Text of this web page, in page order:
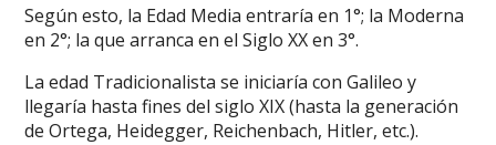
Según esto, la Edad Media entraría en 1°; la Moderna
en 2°; la que arranca en el Siglo XX en 3°.
La edad Tradicionalista se iniciaría con Galileo y
llegaría hasta fines del siglo XIX (hasta la generación
de Ortega, Heidegger, Reichenbach, Hitler, etc.).